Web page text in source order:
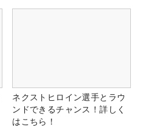
ネクストヒロイン選手とラウ
ンドできるチャンス！詳しく
はこちら！